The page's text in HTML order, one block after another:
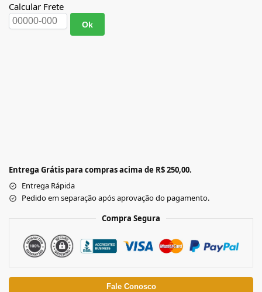
Calcular Frete
Ok
Entrega Grátis para compras acima de R$ 250,00.
Entrega Rápida
Pedido em separação após aprovação do pagamento.
Compra Segura
Fale Conosco